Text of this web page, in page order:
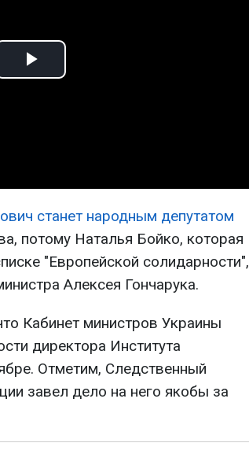
Play
станет народным депутатом
потому Наталья Бойко, которая
"Европейской солидарности",
Алексея Гончарука.
Кабинет министров Украины
директора Института
Отметим, Следственный
завел дело на него якобы за